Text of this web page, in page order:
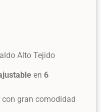
Alto Tejido
en 6
gran comodidad